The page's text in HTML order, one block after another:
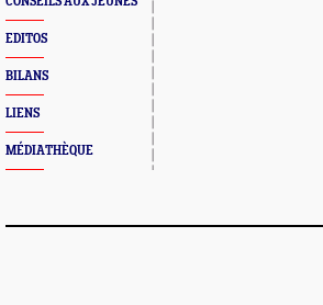
EDITOS
BILANS
LIENS
MÉDIATHÈQUE